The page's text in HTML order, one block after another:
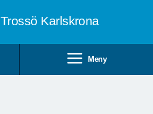
Trossö Karlskrona
Meny